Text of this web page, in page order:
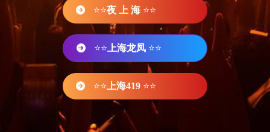
⭐⭐夜 上 海 ⭐⭐
⭐⭐ 上海龙凤 ⭐⭐
⭐⭐ 上海419 ⭐⭐